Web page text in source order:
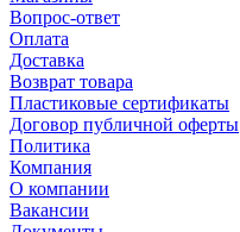
Вопрос-ответ
Оплата
Доставка
Возврат товара
Пластиковые сертификаты
Договор публичной оферты
Политика
Компания
О компании
Вакансии